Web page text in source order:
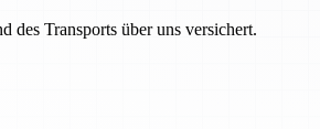
des Transports über uns versichert.